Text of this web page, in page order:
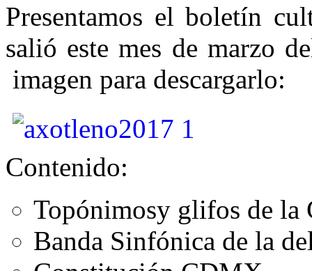
Presentamos el boletín
salió este mes de marzo
imagen para descargarlo:
Contenido:
Topónimosy glifos de la
Banda Sinfónica de la